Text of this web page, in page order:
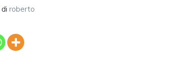
di roberto